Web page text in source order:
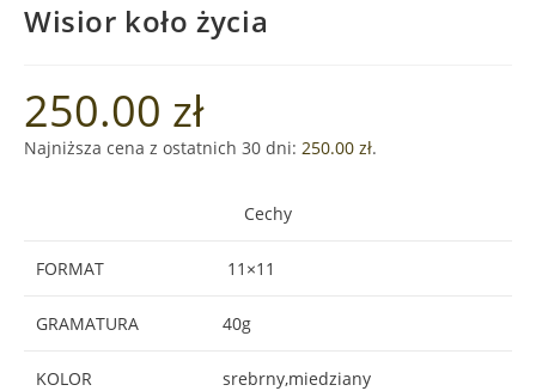
Wisior koło życia
250.00 zł
Najniższa cena z ostatnich 30 dni: 250.00 zł.
Cechy
FORMAT 11×11
GRAMATURA 40g
KOLOR srebrny,miedziany